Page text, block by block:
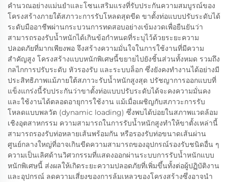
คำนวณอย่างแม่นยำและโซนเสริมแรงที่รับประกันความสมบูรณ์ของ
โครงสร้างภายใต้สภาวะการรับโหลดสุดขีด ขาตั้งท่อแบบปรับระดับได้
ระดับมืออาชีพผ่านกระบวนการทดสอบอย่างเข้มงวดเพื่อยืนยันว่า
สามารถรองรับน้ำหนักได้เกินข้อกำหนดที่ระบุไว้ด้วยระยะความ
ปลอดภัยที่มากเพียงพอ จึงสร้างความมั่นใจในการใช้งานที่มีความ
สำคัญสูง โครงสร้างแบบหนักพิเศษนี้ขยายไปยังชิ้นส่วนทั้งหมด รวมถึง
กลไกการปรับระดับ หัวรองรับ และระบบล็อก ซึ่งยังคงทำงานได้อย่างมี
ประสิทธิภาพแม้ภายใต้สภาวะรับน้ำหนักสูงสุด ปรัชญาการออกแบบที่
แข็งแกร่งนี้รับประกันว่าขาตั้งท่อแบบปรับระดับได้จะคงความมั่นคง
และใช้งานได้ตลอดอายุการใช้งาน แม้เมื่อเผชิญกับสภาวะการรับ
โหลดแบบพลวัต (dynamic loading) ซึ่งพบได้บ่อยในสภาพแวดล้อม
เชิงอุตสาหกรรม ความสามารถในการรับน้ำหนักสูงทำให้ขาตั้งเหล่านี้
สามารถรองรับท่อหลายเส้นพร้อมกัน หรือรองรับท่อขนาดเส้นผ่าน
ศูนย์กลางใหญ่ที่อาจเกินขีดความสามารถของอุปกรณ์รองรับชนิดอื่น ๆ
ความเป็นเลิศด้านวิศวกรรมที่แสดงออกผ่านระบบการรับน้ำหนักแบบ
หนักพิเศษนี้ ส่งผลให้เกิดระยะความปลอดภัยที่เพิ่มขึ้นทั้งต่อผู้ปฏิบัติงาน
และอุปกรณ์ ลดความเสี่ยงของการล้มเหลวของโครงสร้างซึ่งอาจนำ